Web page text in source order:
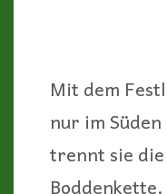
Mit dem
nur im
trennt sie